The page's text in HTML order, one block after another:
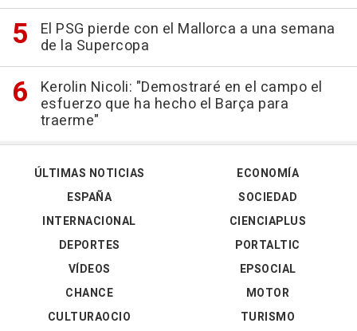
El PSG pierde con el Mallorca a una semana
de la Supercopa
Kerolin Nicoli: "Demostraré en el campo el
esfuerzo que ha hecho el Barça para
traerme"
ÚLTIMAS NOTICIAS
ESPAÑA
INTERNACIONAL
DEPORTES
VÍDEOS
ECONOMÍA
SOCIEDAD
CIENCIAPLUS
PORTALTIC
EPSOCIAL
CHANCE
CULTURAOCIO
MOTOR
TURISMO